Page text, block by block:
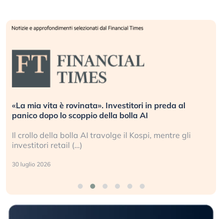
«La mia vita è rovinata». Investitori in preda al
panico dopo lo scoppio della bolla AI
Il crollo della bolla AI travolge il Kospi, mentre gli
investitori retail (…)
30 luglio 2026